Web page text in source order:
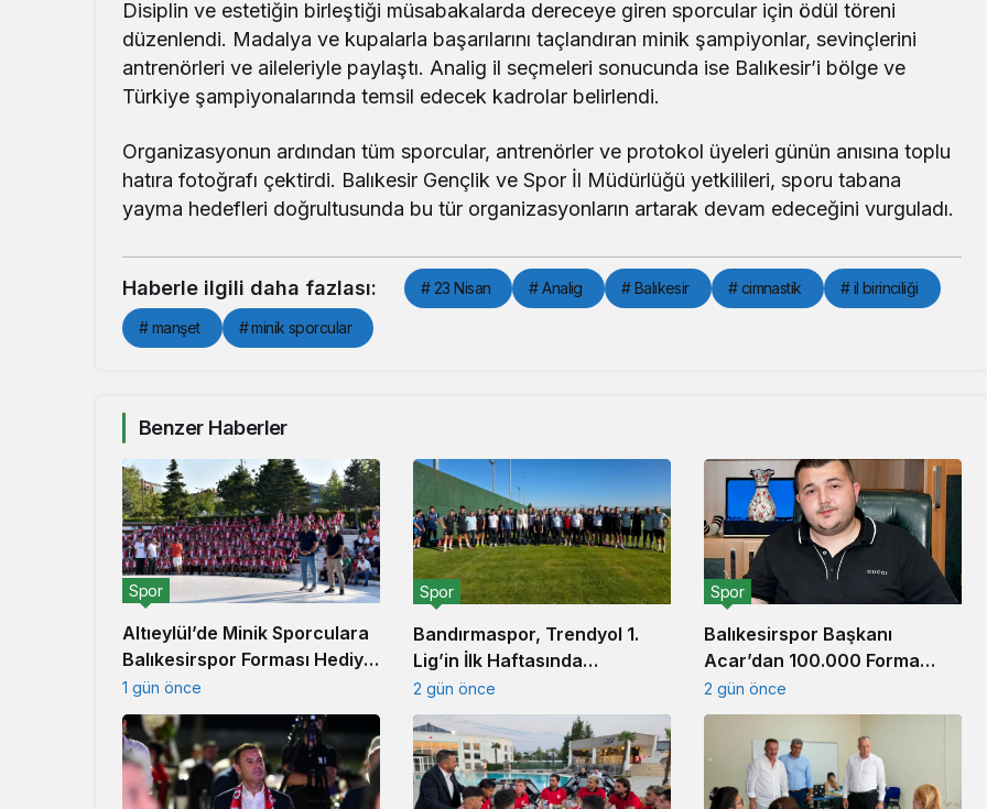
Disiplin ve estetiğin birleştiği müsabakalarda dereceye giren sporcular için ödül töreni
düzenlendi. Madalya ve kupalarla başarılarını taçlandıran minik şampiyonlar, sevinçlerini
antrenörleri ve aileleriyle paylaştı. Analig il seçmeleri sonucunda ise Balıkesir’i bölge ve
Türkiye şampiyonalarında temsil edecek kadrolar belirlendi.
Organizasyonun ardından tüm sporcular, antrenörler ve protokol üyeleri günün anısına toplu
hatıra fotoğrafı çektirdi. Balıkesir Gençlik ve Spor İl Müdürlüğü yetkilileri, sporu tabana
yayma hedefleri doğrultusunda bu tür organizasyonların artarak devam edeceğini vurguladı.
Haberle ilgili daha fazlası: # 23 Nisan # Analig # Balıkesir # cimnastik # il birinciliği
# manşet # minik sporcular
Benzer Haberler
Altıeylül’de Minik Sporculara
Balıkesirspor Forması Hediye
Edildi
Spor
1 gün önce
Bandırmaspor, Trendyol 1.
Lig’in İlk Haftasında
İstanbulspor’u Ağırlamaya
Hazırlanıyor
Spor
2 gün önce
Balıkesirspor Başkanı
Acar’dan 100.000 Forma
Kampanyası Açıklaması
Spor
2 gün önce